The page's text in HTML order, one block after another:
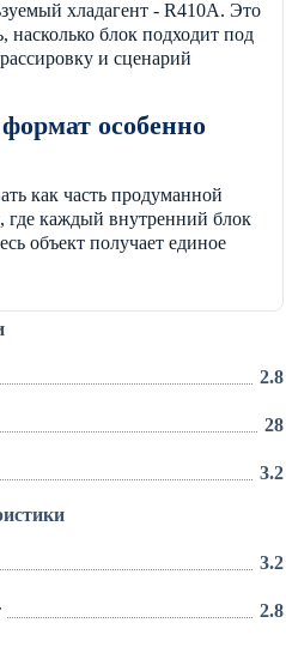
хладагент - R410A. Это
насколько блок подходит под
и сценарий
особенно
как часть продуманной
где каждый внутренний блок
объект получает единое
2.8
28
3.2
3.2
2.8